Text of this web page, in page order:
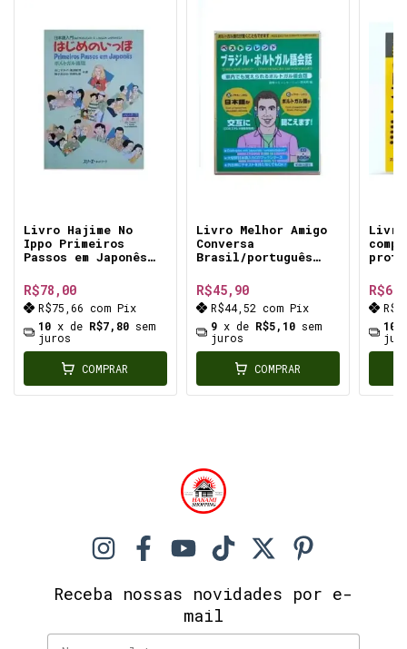
Livro Hajime No
Ippo Primeiros
Passos em Japonês
de vocabulário e
explicações
gramaticais (em
inglês, português e
espanhol
R$78,00
R$75,66 com Pix
10 x de R$7,80 sem
juros
COMPRAR
Livro Melhor Amigo
Conversa
Brasil/português
usado- conversaçao
basica
R$45,90
R$44,52com Pix
9 x de R$5,10 sem
juros
COMPRAR
para
exame
10
Receba nossas novidades por e-
mail